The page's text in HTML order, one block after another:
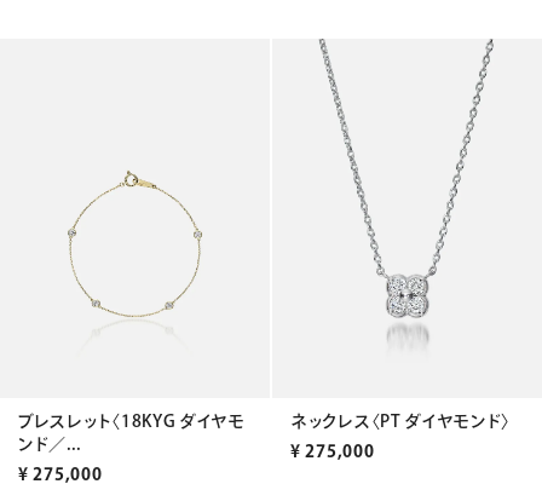
ブレスレット〈18KYG ダイヤモ
ンド／...
¥ 275,000
ネックレス〈PT ダイヤモンド〉
¥ 275,000